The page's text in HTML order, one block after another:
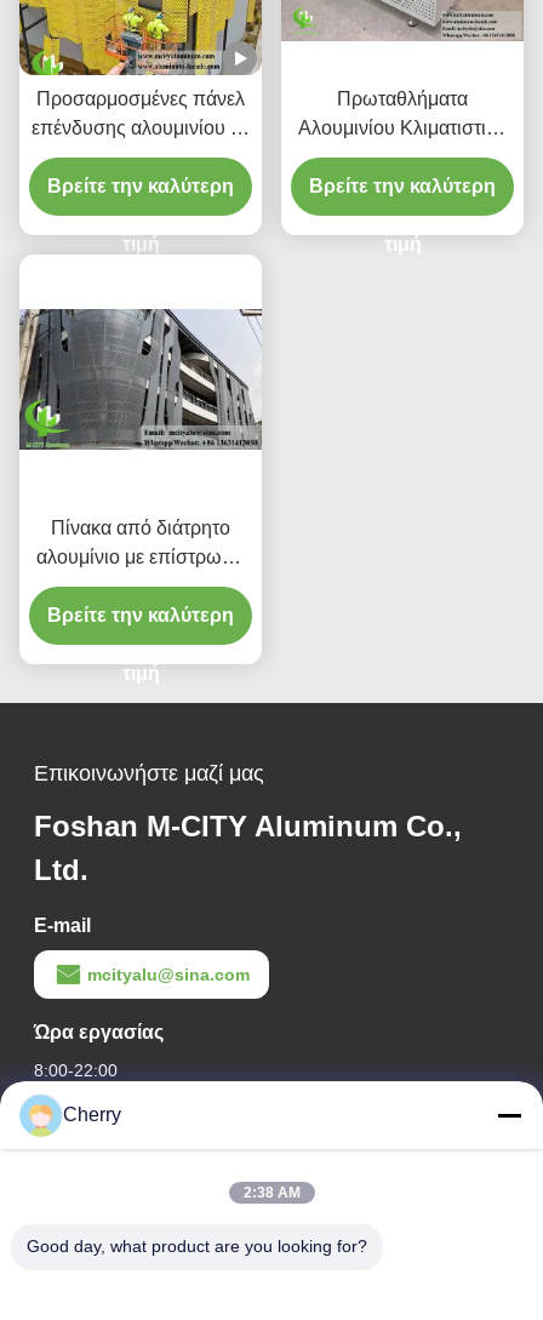
Προσαρμοσμένες πάνελ
επένδυσης αλουμινίου με
διάτρητο CNC με κράμα
3003 H14/H24 και
επίστρωση PVDF για
προσόψεις
Βρείτε την καλύτερη
τιμή
Πρωταθλήματα
Αλουμινίου Κλιματιστικά
Κάλυβες
Βρείτε την καλύτερη
τιμή
Πίνακα από διάτρητο
αλουμίνιο με επίστρωση
σκόνης με
προσαρμοσμένα
χρώματα RAL και μοτίβα
κοπής λέιζερ για
επένδυση προσόφων
Βρείτε την καλύτερη
τιμή
Επικοινωνήστε μαζί μας
Foshan M-CITY Aluminum Co.,
Ltd.
E-mail
mcityalu@sina.com
Ώρα εργασίας
8:00-22:00
Η διεύθυνσή μας
Βιομηχανικό πάρκο Hegui, Lishui, Nanhai Foshan Guangdong
Cherry
2:38 AM
Good day, what product are you looking for?